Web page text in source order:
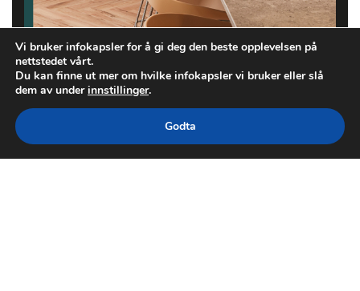
Vi bruker infokapsler for å gi deg den beste opplevelsen på
nettstedet vårt.
Du kan finne ut mer om hvilke infokapsler vi bruker eller slå
dem av underinnstillinger.
Godta